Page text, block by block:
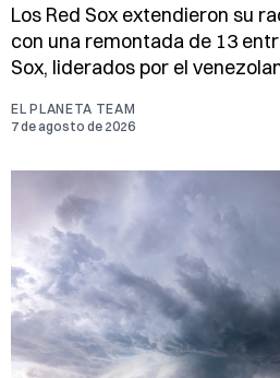
Los Red Sox extendieron su
con una remontada de 13
Sox, liderados por el
EL PLANETA TEAM
7 de agosto de 2026